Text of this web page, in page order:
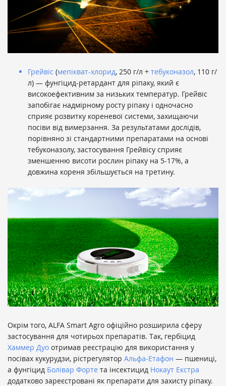
Грейвіс (мепікват-хлорид, 250 г/л + тебуконазол, 110 г/
л) — фунгіцид-ретардант для ріпаку, який є
високоефективним за низьких температур. Грейвіс
запобігає надмірному росту ріпаку і одночасно
сприяє розвитку кореневої системи, захищаючи
посіви від вимерзання. За результатами дослідів,
порівняно зі стандартними препаратами на основі
тебуконазолу, застосування Грейвісу сприяє
зменшенню висоти рослин ріпаку на 5-17%, а
довжина кореня збільшується на третину.
Окрім того, ALFA Smart Agro офіційно розширила сферу
застосування для чотирьох препаратів. Так, гербіцид
Хаммер Дуо отримав реєстрацію для використання у
посівах кукурудзи, рістрегулятор Альфа-Етафон — пшениці,
а фунгіцид Болівар Форте та інсектицид Нокаут Екстра
додатково зареєстровані як препарати для захисту ріпаку.